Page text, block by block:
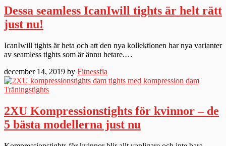
Dessa seamless IcanIwill tights är helt rätt
just nu!
IcanIwill tights är heta och att den nya kollektionen har nya varianter
av seamless tights som är ännu hetare.…
december 14, 2019 by Fitnessfia
Träningstights
2XU Kompressionstights för kvinnor – de
5 bästa modellerna just nu